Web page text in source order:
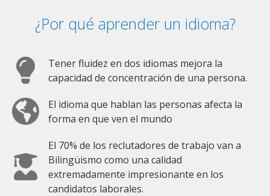
¿Por qué aprender un idioma?
Tener fluidez en dos idiomas mejora la
capacidad de concentración de una persona.
El idioma que hablan las personas afecta la
forma en que ven el mundo
El 70% de los reclutadores de trabajo van a
Bilingüismo como una calidad
extremadamente impresionante en los
candidatos laborales.